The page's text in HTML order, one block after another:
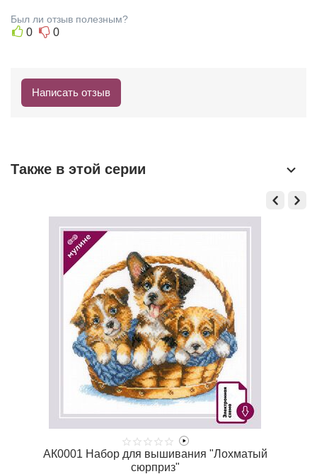
Был ли отзыв полезным?
0 0
Написать отзыв
Также в этой серии
АК0001 Набор для вышивания "Лохматый
сюрприз"